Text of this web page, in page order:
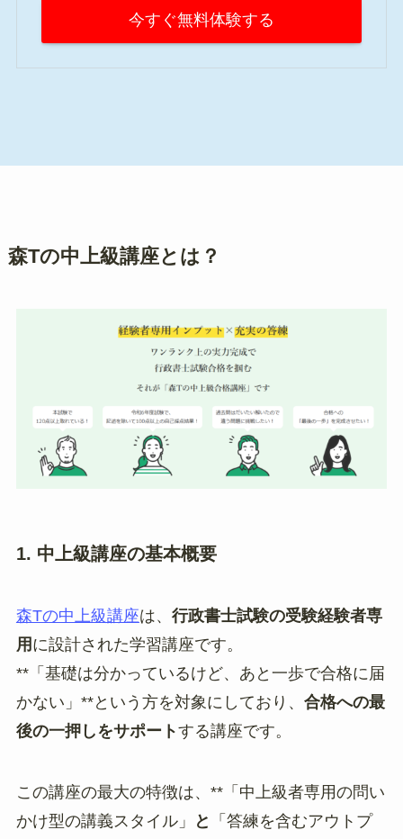
今すぐ無料体験する
森Tの中上級講座とは？
1. 中上級講座の基本概要
森Tの中上級講座は、 行政書士試験の受験経験者専
用 に設計された学習講座です。
**「基礎は分かっているけど、あと一歩で合格に届
かない」**という方を対象にしており、 合格への最
後の一押しをサポートする講座です。
この講座の最大の特徴は、**「中上級者専用の問い
かけ型の講義スタイル」
と
「答練を含むアウトプ